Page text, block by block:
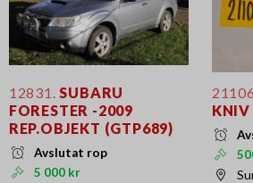
12831.
SUBARU
FORESTER -2009
REP.OBJEKT (GTP689)
Avslutat rop
5 000 kr
21106.
KNIV